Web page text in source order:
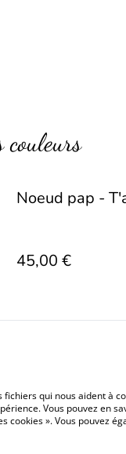
couleurs
Noeud pap -
45,00 €
générales
qui nous aident à
Vous pouvez en
cookies ». Vous pouvez